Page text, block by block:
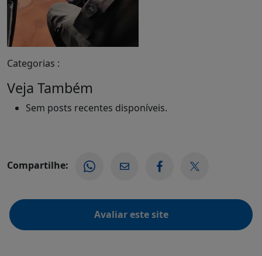
Categorias :
Veja Também
Sem posts recentes disponíveis.
Compartilhe:
Avaliar este site